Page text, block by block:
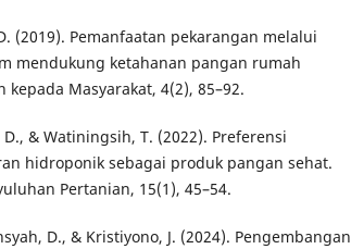
(2019). Pemanfaatan pekarangan melalui
mendukung ketahanan pangan rumah
Masyarakat, 4(2), 85–92.
& Watiningsih, T. (2022). Preferensi
hidroponik sebagai produk pangan sehat.
Pertanian, 15(1), 45–54.
D., & Kristiyono, J. (2024). Pengembangan